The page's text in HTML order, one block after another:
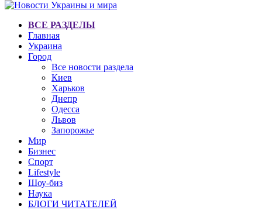
ВСЕ РАЗДЕЛЫ
Главная
Украина
Город
Все новости раздела
Киев
Харьков
Днепр
Одесса
Львов
Запорожье
Мир
Бизнес
Спорт
Lifestyle
Шоу-биз
Наука
БЛОГИ ЧИТАТЕЛЕЙ